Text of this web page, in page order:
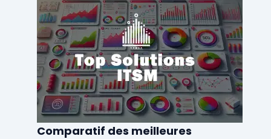
Comparatif des meilleures